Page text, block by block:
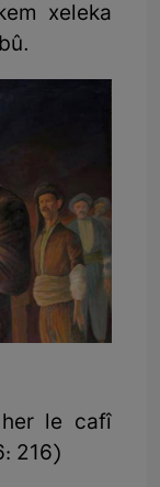
xeleka
le cafî
216)